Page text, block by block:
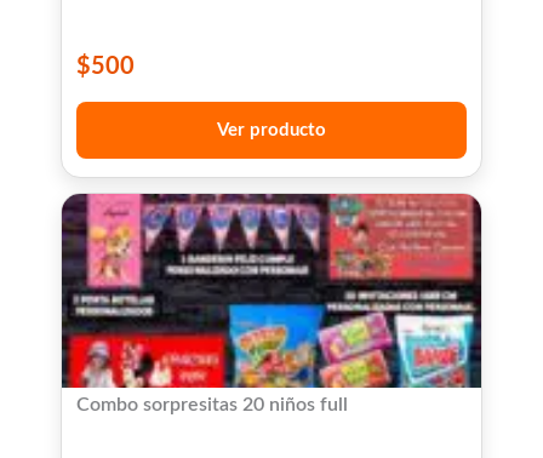
$500
Ver producto
Combo sorpresitas 20 niños full